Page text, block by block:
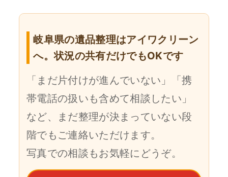
岐阜県の遺品整理はアイワクリーン
へ。状況の共有だけでもOKです
「まだ片付けが進んでいない」「携
帯電話の扱いも含めて相談したい」
など、まだ整理が決まっていない段
階でもご連絡いただけます。
写真での相談もお気軽にどうぞ。